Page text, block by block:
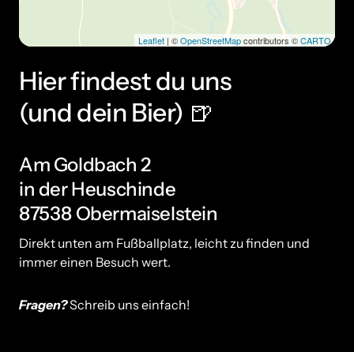
Leaflet | ©OpenStreetMapcontributors ©CARTO
Hier findest du uns
(und dein Bier) 🍺
Am Goldbach 2
in der Heuschinde
87538 Obermaiselstein
Direkt unten am Fußballplatz, leicht zu finden und
immer einen Besuch wert.
Fragen? Schreib uns einfach!